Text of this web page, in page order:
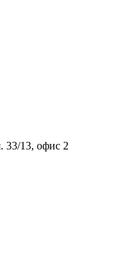
33/13, офис 2